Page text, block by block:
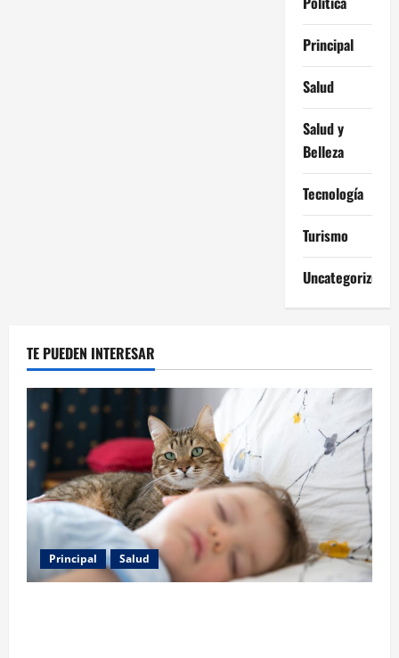
Principal
Salud
Salud y
Belleza
Tecnología
Turismo
Uncategorized
TE PUEDEN INTERESAR
Principal Salud